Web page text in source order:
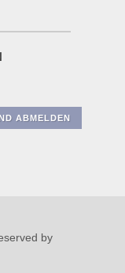
ABMELDEN
by